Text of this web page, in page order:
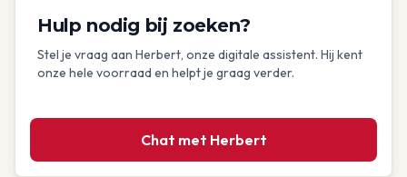
Hulp nodig bij zoeken?
Stel je vraag aan Herbert, onze digitale assistent. Hij kent
onze hele voorraad en helpt je graag verder.
Chat met Herbert